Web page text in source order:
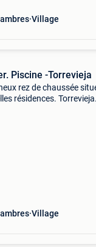
Village
Piscine -Torrevieja
rez de chaussée
résidences.
Village